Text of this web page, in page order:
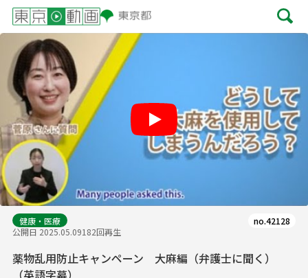
Play
健康・医療
公開日 2025.05.09182回再生
no.42128
薬物乱用防止キャンペーン 大麻編（弁護士に聞く）